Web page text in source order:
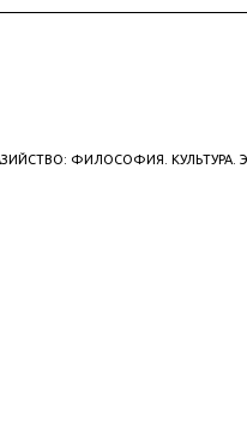
ФИЛОСОФИЯ. КУЛЬТУРА.